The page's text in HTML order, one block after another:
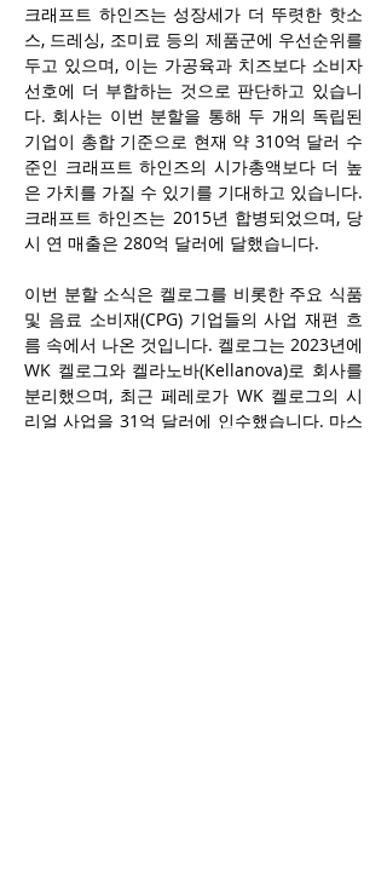
크래프트 하인즈는 성장세가 더 뚜렷한 핫소
스, 드레싱, 조미료 등의 제품군에 우선순위를
두고 있으며, 이는 가공육과 치즈보다 소비자
선호에 더 부합하는 것으로 판단하고 있습니
다. 회사는 이번 분할을 통해 두 개의 독립된
기업이 총합 기준으로 현재 약 310억 달러 수
준인 크래프트 하인즈의 시가총액보다 더 높
은 가치를 가질 수 있기를 기대하고 있습니다.
크래프트 하인즈는 2015년 합병되었으며, 당
시 연 매출은 280억 달러에 달했습니다.
이번 분할 소식은 켈로그를 비롯한 주요 식품
및 음료 소비재(CPG) 기업들의 사업 재편 흐
름 속에서 나온 것입니다. 켈로그는 2023년에
WK 켈로그와 켈라노바(Kellanova)로 회사를
분리했으며, 최근 페레로가 WK 켈로그의 시
리얼 사업을 31억 달러에 인수했습니다. 마스